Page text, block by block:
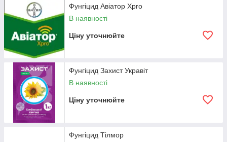
Фунгіцид Авіатор Хpro
В наявності
Ціну уточнюйте
Фунгіцид Захист Укравіт
В наявності
Ціну уточнюйте
Фунгіцид Тілмор